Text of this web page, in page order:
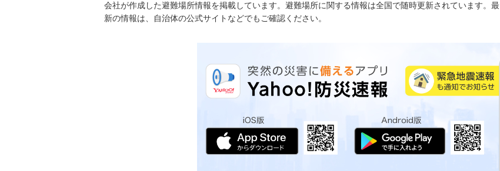
会社が作成した避難場所情報を掲載しています。避難場所に関する情報は全国で随時更新されています。最
新の情報は、自治体の公式サイトなどでもご確認ください。